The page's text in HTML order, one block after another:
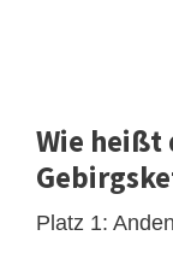
Wie heißt
Platz 1: Anden